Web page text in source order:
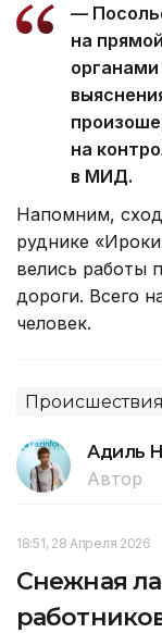
—
на
на
в МИД.
Напомним,
руднике
велись работы
дороги. Всего
человек.
Адиль
Автор
18:51, 28 Апреля 2026
Снежная